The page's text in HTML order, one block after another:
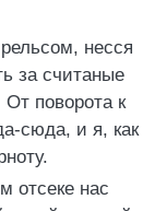
несся
за считаные
поворота к
сюда, и я, как
отсеке нас